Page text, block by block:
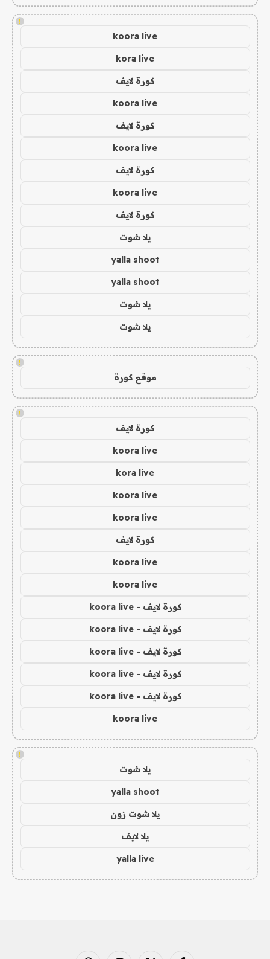
!
koora live
kora live
كورة لايف
koora live
كورة لايف
koora live
كورة لايف
koora live
كورة لايف
يلا شوت
yalla shoot
yalla shoot
يلا شوت
يلا شوت
!
موقع كورة
!
كورة لايف
koora live
kora live
koora live
koora live
كورة لايف
koora live
koora live
كورة لايف - koora live
كورة لايف - koora live
كورة لايف - koora live
كورة لايف - koora live
كورة لايف - koora live
koora live
!
يلا شوت
yalla shoot
يلا شوت زون
يلا لايف
yalla live